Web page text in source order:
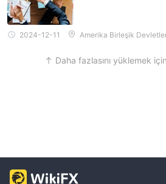
2024-12-11 Amerika Birleşik
Daha fazlasını yüklemek